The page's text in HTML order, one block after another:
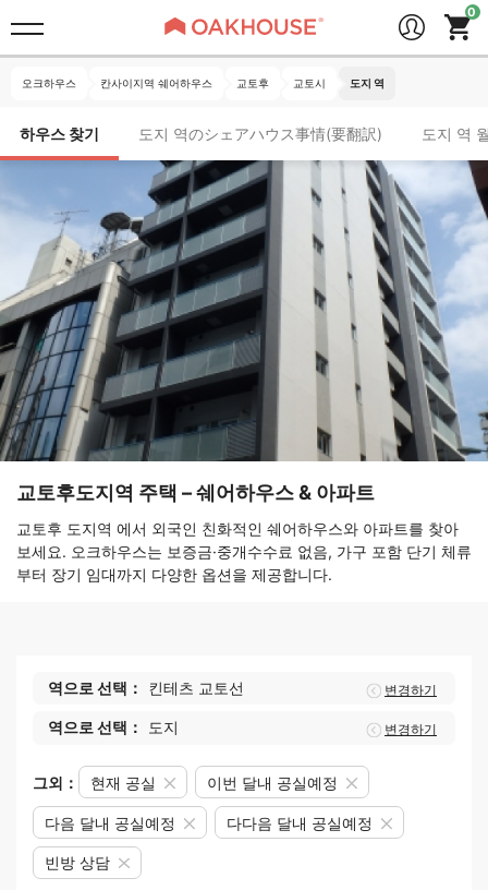
오크하우스 칸사이지역 쉐어하우스 교토후 교토시 도지 역
하우스 찾기 도지 역のシェアハウス事情(要翻訳) 도지 역
교토후도지역 주택 – 쉐어하우스 & 아파트
교토후 도지역 에서 외국인 친화적인 쉐어하우스와 아파트를 찾아
보세요. 오크하우스는 보증금·중개수수료 없음, 가구 포함 단기 체류
부터 장기 임대까지 다양한 옵션을 제공합니다.
역으로 선택： 킨테츠 교토선 변경하기
역으로 선택： 도지 변경하기
그외： 현재 공실 이번 달내 공실예정
다음 달내 공실예정 다다음 달내 공실예정
빈방 상담